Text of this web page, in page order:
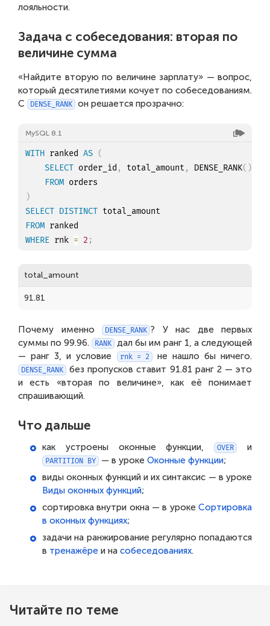
лояльности.
Задача с собеседования: вторая по
величине сумма
«Найдите вторую по величине зарплату» — вопрос,
который десятилетиями кочует по собеседованиям.
С
DENSE_RANK он решается прозрачно:
MySQL 8.1
WITH ranked AS (
SELECT order_id , total_amount , DENSE_RANK( )
FROM
)
SELECT DISTINCT
FROM
WHERE rnk = 2 ;
total_amount
91.81
Почему именно DENSE_RANK ? У нас две первых
суммы по 99.96.
RANK дал бы им ранг 1, а следующей
— ранг 3, и условие
rnk = 2 не нашло бы ничего.
DENSE_RANK
без пропусков ставит 91.81 ранг 2 — это
и есть «вторая по величине», как её понимает
спрашивающий.
Что дальше
как устроены оконные функции, OVER и
PARTITION BY — в уроке Оконные функции;
виды оконных функций и их синтаксис — в уроке
Виды оконных функций;
сортировка внутри окна — в уроке Сортировка
в оконных функциях;
задачи на ранжирование регулярно попадаются
в тренажёре и на собеседованиях.
Читайте по теме